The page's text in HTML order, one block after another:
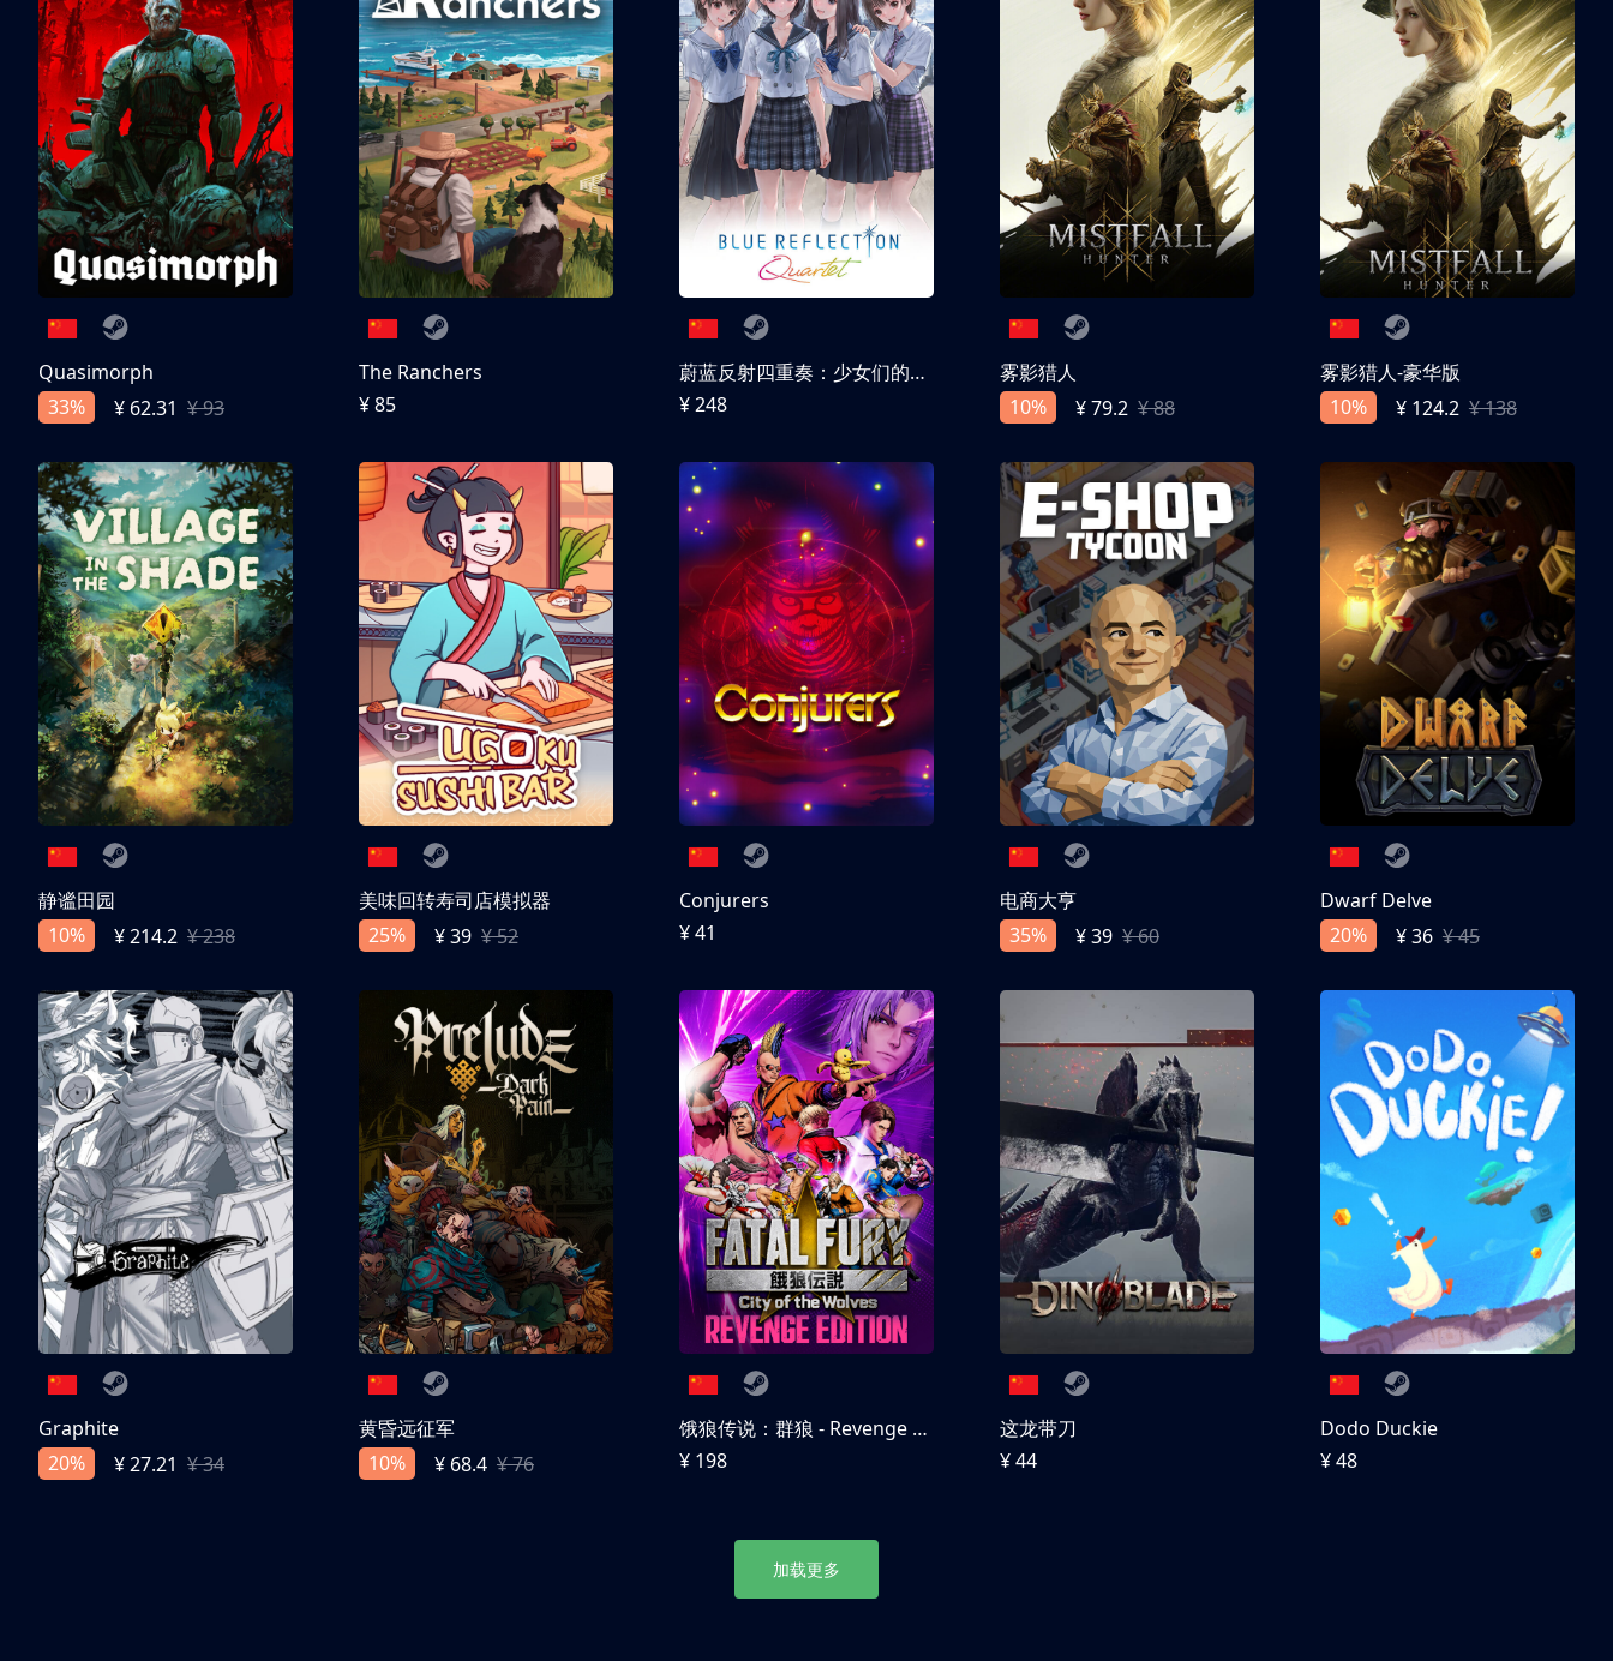
Quasimorph
33%
¥ 62.31 ¥ 93
The Ranchers
¥ 85
蔚蓝反射四重奏：少女们的奇迹
¥ 248
雾影猎人
10%
¥ 79.2 ¥ 88
雾影猎人-豪华版
10%
¥ 124.2 ¥ 138
静谧田园
10%
¥ 214.2 ¥ 238
美味回转寿司店模拟器
25%
¥ 39 ¥ 52
Conjurers
¥ 41
电商大亨
35%
¥ 39 ¥ 60
Dwarf Delve
20%
¥ 36 ¥ 45
Graphite
20%
¥ 27.21 ¥ 34
黄昏远征军
10%
¥ 68.4 ¥ 76
饿狼传说：群狼 - Revenge Edition
¥ 198
这龙带刀
¥ 44
Dodo Duckie
¥ 48
加载更多